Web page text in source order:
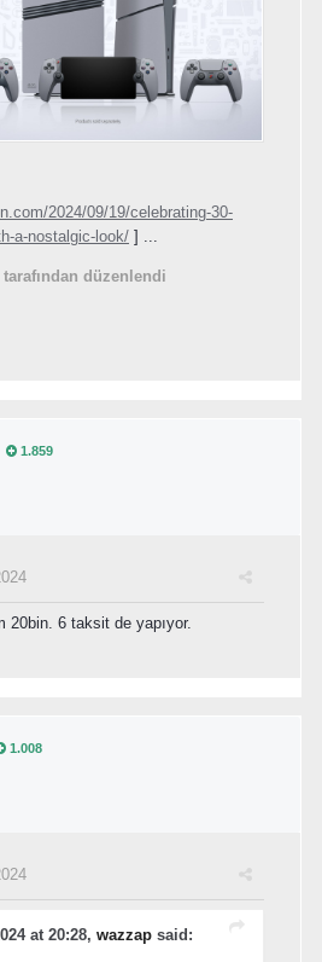
2024/09/19/celebrating-30-
a-nostalgic-look/ ] ...
düzenlendi
1.859
20bin. 6 taksit de yapıyor.
1.008
at 20:28, wazzap said: